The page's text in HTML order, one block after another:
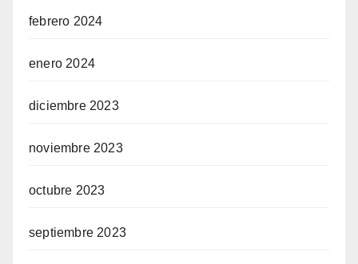
febrero 2024
enero 2024
diciembre 2023
noviembre 2023
octubre 2023
septiembre 2023